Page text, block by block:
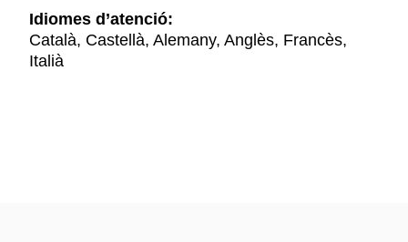
Idiomes d’atenció:
Català, Castellà, Alemany, Anglès, Francès,
Italià